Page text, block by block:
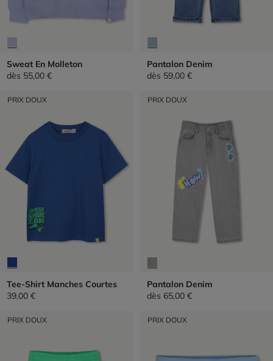
Sweat En Molleton
dès 55,00 €
Pantalon Denim
dès 59,00 €
PRIX DOUX
Tee-Shirt Manches Courtes
39,00 €
PRIX DOUX
Pantalon Denim
dès 65,00 €
PRIX DOUX PRIX DOUX